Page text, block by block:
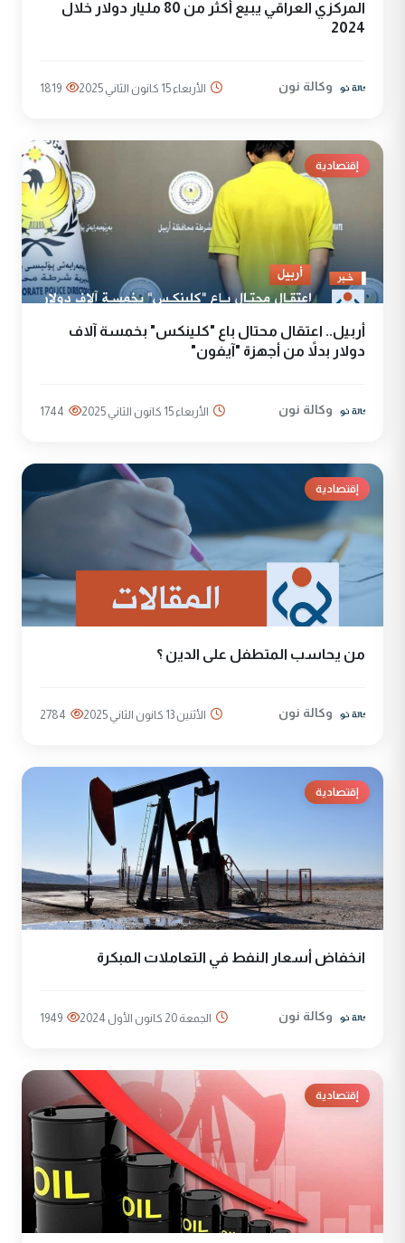
المركزي العراقي يبيع أكثر من 80 مليار دولار خلال
2024
وكالة نون الأربعاء 15 كانون الثاني 2025 1819
إقتصادية
أربيل.. اعتقال محتال باع "كلينكس" بخمسة آلاف
دولار بدلاً من أجهزة "آيفون"
وكالة نون الأربعاء 15 كانون الثاني 2025 1744
إقتصادية
من يحاسب المتطفل على الدين ؟
وكالة نون الأثنين 13 كانون الثاني 2025 2784
إقتصادية
انخفاض أسعار النفط في التعاملات المبكرة
وكالة نون الجمعة 20 كانون الأول 2024 1949
إقتصادية